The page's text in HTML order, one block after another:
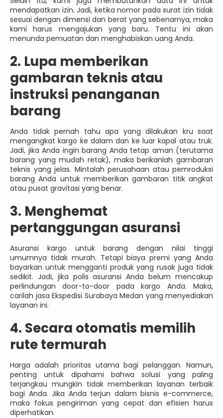
mendapatkan izin. Jadi, ketika nomor pada surat izin tidak
sesuai dengan dimensi dan berat yang sebenarnya, maka
kami harus mengajukan yang baru. Tentu ini akan
menunda pemuatan dan menghabiskan uang Anda.
2. Lupa memberikan
gambaran teknis atau
instruksi penanganan
barang
Anda tidak pernah tahu apa yang dilakukan kru saat
mengangkat kargo ke dalam dan ke luar kapal atau truk.
Jadi, jika Anda ingin barang Anda tetap aman (terutama
barang yang mudah retak), maka berikanlah gambaran
teknis yang jelas. Mintalah perusahaan atau pemroduksi
barang Anda untuk memberikan gambaran titik angkat
atau pusat gravitasi yang benar.
3. Menghemat
pertanggungan asuransi
Asuransi kargo untuk barang dengan nilai tinggi
umumnya tidak murah. Tetapi biaya premi yang Anda
bayarkan untuk mengganti produk yang rusak juga tidak
sedikit. Jadi, jika polis asuransi Anda belum mencakup
perlindungan door-to-door pada kargo Anda. Maka,
carilah jasa Ekspedisi Surabaya Medan yang menyediakan
layanan ini.
4. Secara otomatis memilih
rute termurah
Harga adalah prioritas utama bagi pelanggan. Namun,
penting untuk dipahami bahwa solusi yang paling
terjangkau mungkin tidak memberikan layanan terbaik
bagi Anda. Jika Anda terjun dalam bisnis e-commerce,
maka fokus pengiriman yang cepat dan efisien harus
diperhatikan.